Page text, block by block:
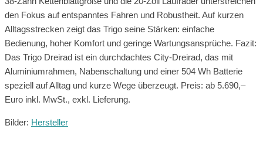
den Fokus auf entspanntes Fahren und Robustheit. Auf kurzen
Alltagsstrecken zeigt das Trigo seine Stärken: einfache
Bedienung, hoher Komfort und geringe Wartungsansprüche. Fazit:
Das Trigo Dreirad ist ein durchdachtes City‑Dreirad, das mit
Aluminiumrahmen, Nabenschaltung und einer 504 Wh Batterie
speziell auf Alltag und kurze Wege überzeugt. Preis: ab 5.690,–
Euro inkl. MwSt., exkl. Lieferung.
Bilder: Hersteller